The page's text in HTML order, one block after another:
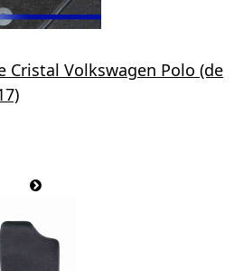
Cristal Volkswagen Polo (de